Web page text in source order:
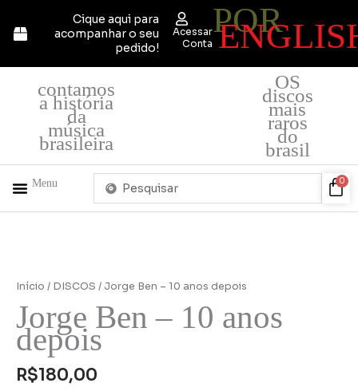
para
Cique aqui para
acompanhar o seu
pedido!
Acessar
Conta
POR
contamos
a história
da
música
brasileira
OS
discos
mais
raros
do
brasil
Menu
Pesquisar
0
Início / DISCOS / Jorge Ben – 10 anos depois
Jorge Ben – 10 anos
depois
R$180,00